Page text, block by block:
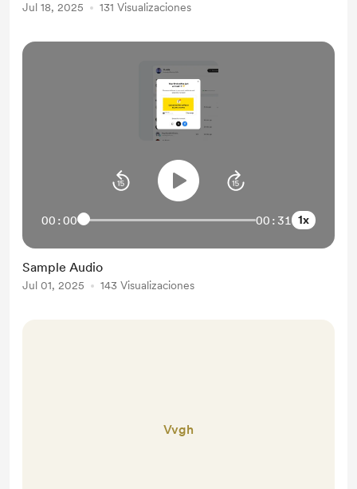
Jul 18, 2025 131 Visualizaciones
00:00 00:31 1x
Sample Audio
Jul 01, 2025 143 Visualizaciones
Vvgh